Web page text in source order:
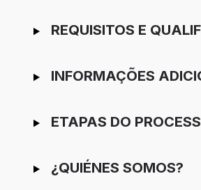
REQUISITOS E
INFORMAÇÕES
ETAPAS DO
¿QUIÉNES SOMOS?